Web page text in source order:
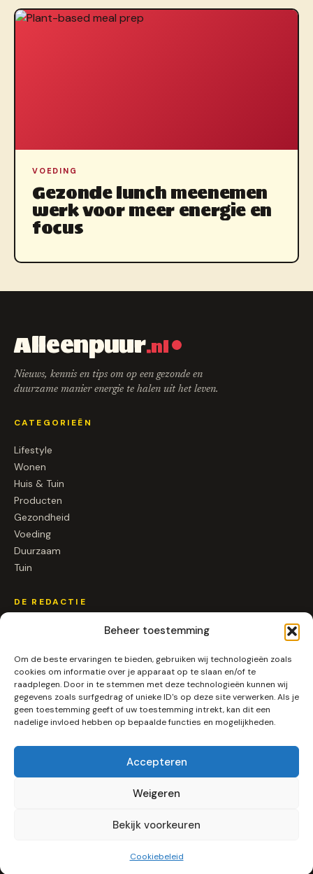
Beheer toestemming
Om de beste ervaringen te bieden, gebruiken wij technologieën zoals
cookies om informatie over je apparaat op te slaan en/of te
raadplegen. Door in te stemmen met deze technologieën kunnen wij
gegevens zoals surfgedrag of unieke ID's op deze site verwerken. Als je
geen toestemming geeft of uw toestemming intrekt, kan dit een
nadelige invloed hebben op bepaalde functies en mogelijkheden.
Accepteren
Weigeren
Bekijk voorkeuren
Cookiebeleid
VOEDING
Gezonde lunch meenemen
werk voor meer energie en
focus
Alleenpuur.nl
Nieuws, kennis en tips om op een gezonde en
duurzame manier energie te halen uit het leven.
CATEGORIEËN
Lifestyle
Wonen
Huis & Tuin
Producten
Gezondheid
Voeding
Duurzaam
Tuin
DE REDACTIE
Samenwerken
SOCIAL
Instagram
RSS